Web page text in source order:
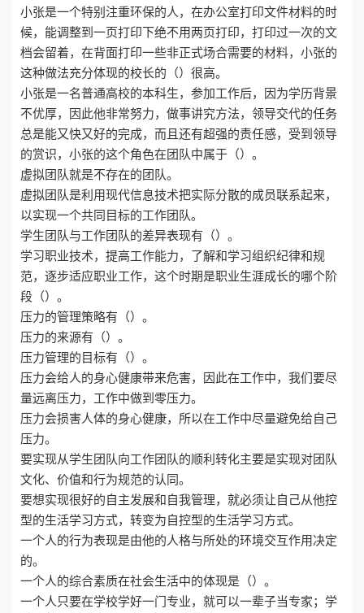
小张是一个特别注重环保的人，在办公室打印文件材料的时
候，能调整到一页打印下绝不用两页打印，打印过一次的文
档会留着，在背面打印一些非正式场合需要的材料，小张的
这种做法充分体现的校长的（）很高。
小张是一名普通高校的本科生，参加工作后，因为学历背景
不优厚，因此他非常努力，做事讲究方法，领导交代的任务
总是能又快又好的完成，而且还有超强的责任感，受到领导
的赏识，小张的这个角色在团队中属于（）。
虚拟团队就是不存在的团队。
虚拟团队是利用现代信息技术把实际分散的成员联系起来，
以实现一个共同目标的工作团队。
学生团队与工作团队的差异表现有（）。
学习职业技术，提高工作能力，了解和学习组织纪律和规
范，逐步适应职业工作，这个时期是职业生涯成长的哪个阶
段（）。
压力的管理策略有（）。
压力的来源有（）。
压力管理的目标有（）。
压力会给人的身心健康带来危害，因此在工作中，我们要尽
量远离压力，工作中做到零压力。
压力会损害人体的身心健康，所以在工作中尽量避免给自己
压力。
要实现从学生团队向工作团队的顺利转化主要是实现对团队
文化、价值和行为规范的认同。
要想实现很好的自主发展和自我管理，就必须让自己从他控
型的生活学习方式，转变为自控型的生活学习方式。
一个人的行为表现是由他的人格与所处的环境交互作用决定
的。
一个人的综合素质在社会生活中的体现是（）。
一个人只要在学校学好一门专业，就可以一辈子当专家；学